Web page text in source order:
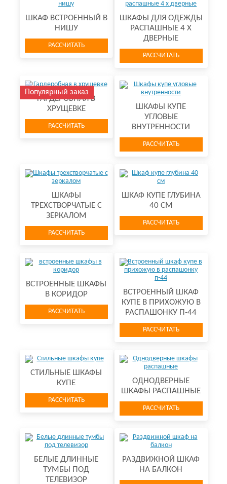
ШКАФ ВСТРОЕННЫЙ В
НИШУ
РАССЧИТАТЬ
ШКАФЫ ДЛЯ ОДЕЖДЫ
РАСПАШНЫЕ 4 Х
ДВЕРНЫЕ
РАССЧИТАТЬ
Популярный заказ
ГАРДЕРОБНАЯ В
ХРУЩЕВКЕ
РАССЧИТАТЬ
ШКАФЫ КУПЕ
УГЛОВЫЕ
ВНУТРЕННОСТИ
РАССЧИТАТЬ
ШКАФЫ
ТРЕХСТВОРЧАТЫЕ С
ЗЕРКАЛОМ
РАССЧИТАТЬ
ШКАФ КУПЕ ГЛУБИНА
40 СМ
РАССЧИТАТЬ
ВСТРОЕННЫЕ ШКАФЫ
В КОРИДОР
РАССЧИТАТЬ
ВСТРОЕННЫЙ ШКАФ
КУПЕ В ПРИХОЖУЮ В
РАСПАШОНКУ П-44
РАССЧИТАТЬ
СТИЛЬНЫЕ ШКАФЫ
КУПЕ
РАССЧИТАТЬ
ОДНОДВЕРНЫЕ
ШКАФЫ РАСПАШНЫЕ
РАССЧИТАТЬ
БЕЛЫЕ ДЛИННЫЕ
ТУМБЫ ПОД
ТЕЛЕВИЗОР
РАЗДВИЖНОЙ ШКАФ
НА БАЛКОН